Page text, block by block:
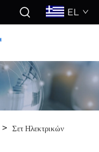
EL
> Σετ Ηλεκτρικών